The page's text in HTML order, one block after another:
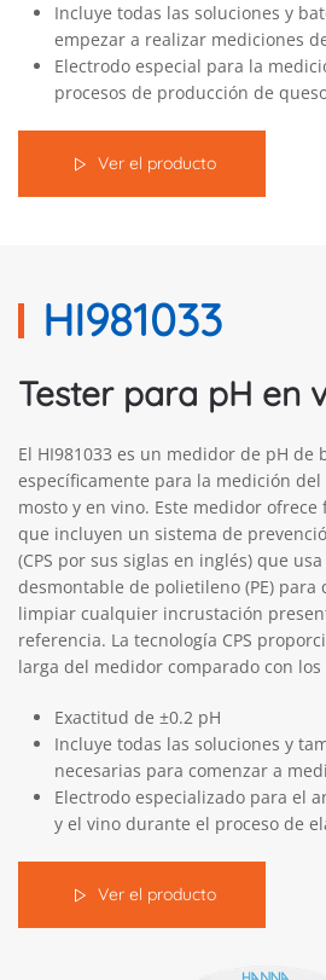
Incluye todas las soluciones y
empezar a realizar mediciones
Electrodo especial para la
procesos de producción de
Ver el producto
HI981033
Tester para pH en
El HI981033 es un medidor de pH de
específicamente para la medición
mosto y en vino. Este medidor ofrece
que incluyen un sistema de
(CPS por sus siglas en inglés) que
desmontable de polietileno (PE)
limpiar cualquier incrustación
referencia. La tecnología CPS
larga del medidor comparado con
Exactitud de ±0.2 pH
Incluye todas las soluciones y
necesarias para comenzar a
Electrodo especializado para el
y el vino durante el proceso de
Ver el producto